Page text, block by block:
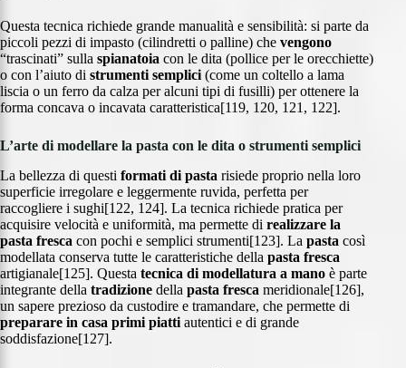
Questa tecnica richiede grande manualità e sensibilità: si parte da
piccoli pezzi di impasto (cilindretti o palline) che vengono
“trascinati” sulla spianatoia con le dita (pollice per le orecchiette)
o con l’aiuto di strumenti semplici (come un coltello a lama
liscia o un ferro da calza per alcuni tipi di fusilli) per ottenere la
forma concava o incavata caratteristica[119, 120, 121, 122].
L’arte di modellare la pasta con le dita o strumenti semplici
La bellezza di questi formati di pasta risiede proprio nella loro
superficie irregolare e leggermente ruvida, perfetta per
raccogliere i sughi[122, 124]. La tecnica richiede pratica per
acquisire velocità e uniformità, ma permette di realizzare la
pasta fresca con pochi e semplici strumenti[123]. La pasta così
modellata conserva tutte le caratteristiche della pasta fresca
artigianale[125]. Questa tecnica di modellatura a mano è parte
integrante della tradizione della pasta fresca meridionale[126],
un sapere prezioso da custodire e tramandare, che permette di
preparare in casa primi piatti autentici e di grande
soddisfazione[127].